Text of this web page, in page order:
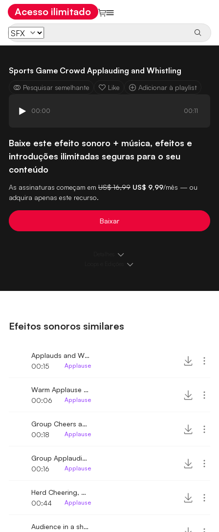
Acesso ilimitado
Sports Game Crowd Applauding and Whistling
Pesquisar semelhante Like Adicionar à playlist
00:00 00:11
Baixe este efeito sonoro + música, efeitos e
introduções ilimitadas seguras para o seu
conteúdo
As assinaturas começam em US$ 16,99 US$ 9,99/mês — ou
adquira apenas este recurso.
Baixar
Efeitos sonoros similares
Applauds and Whistles
00:15
Applause
Warm Applause and Cheer
00:06
Applause
Group Cheers and Whistles 2
00:18
Applause
Group Applauding, Shouting and Whistling
00:16
Applause
Herd Cheering, Whistling and Shouting
00:44
Applause
Audience in a show whistle and applause